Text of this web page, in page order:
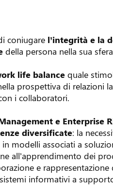
coniugare l’integrità e la
della persona nella sua
life balance quale
prospettiva di relazioni
i collaboratori.
e Enterprise
diversificate: la
modelli associati a
all’apprendimento dei
e rappresentazione
informativi a